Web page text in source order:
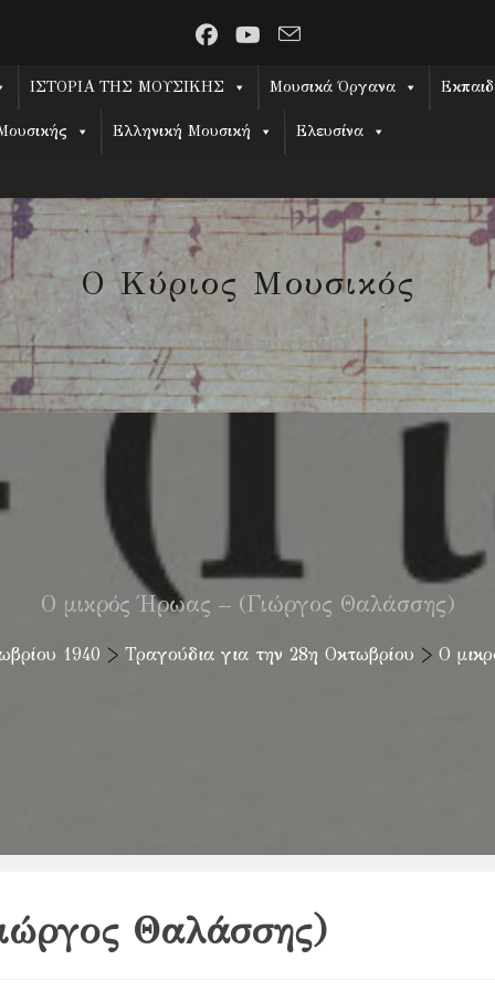
ΙΣΤΟΡΙΑ ΤΗΣ ΜΟΥΣΙΚΗΣ Μουσικά Όργανα
Ελληνική Μουσική Ελευσίνα
Ο Κύριος Μουσικός
Ή ... ΚΥΡΊΩΣ ΜΟΥΣΙΚΌΣ
Ο μικρός Ήρωας – (Γιώργος Θαλάσσης)
1940 > Τραγούδια για την 28η Οκτωβρίου > Ο
Θαλάσσης)